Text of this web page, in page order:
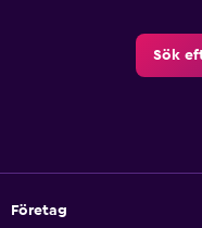
Sök
Företag